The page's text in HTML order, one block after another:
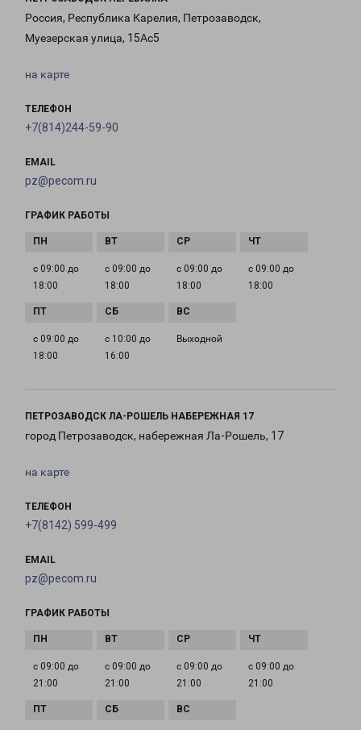
Россия, Республика Карелия, Петрозаводск,
Муезерская улица, 15Ас5
на карте
ТЕЛЕФОН
+7(814)244-59-90
EMAIL
pz@pecom.ru
ГРАФИК РАБОТЫ
с 09:00 до
18:00
с 09:00 до
18:00
с 09:00 до
18:00
с 09:00 до
18:00
с 09:00 до
18:00
с 10:00 до
16:00
Выходной
ПЕТРОЗАВОДСК ЛА-РОШЕЛЬ НАБЕРЕЖНАЯ 17
город Петрозаводск, набережная Ла-Рошель, 17
на карте
ТЕЛЕФОН
+7(8142) 599-499
EMAIL
pz@pecom.ru
ГРАФИК РАБОТЫ
с 09:00 до
21:00
с 09:00 до
21:00
с 09:00 до
21:00
с 09:00 до
21:00